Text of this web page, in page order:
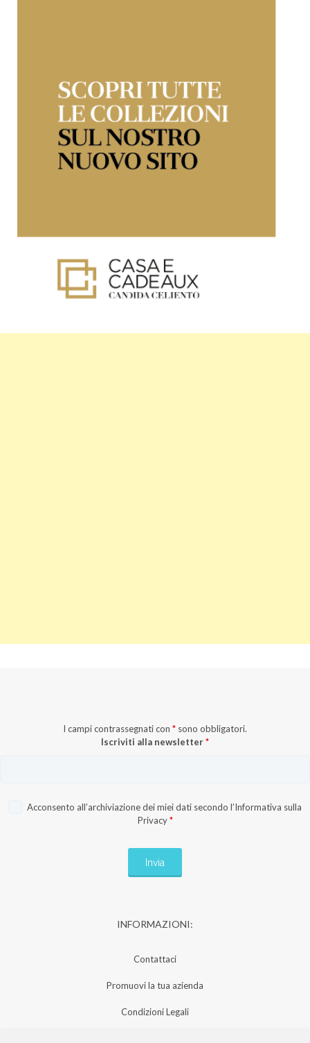
I campi contrassegnati con * sono obbligatori.
Iscriviti alla newsletter*
Acconsento all’archiviazione dei miei dati secondo l’Informativa sulla
Privacy *
INFORMAZIONI:
Contattaci
Promuovi la tua azienda
Condizioni Legali